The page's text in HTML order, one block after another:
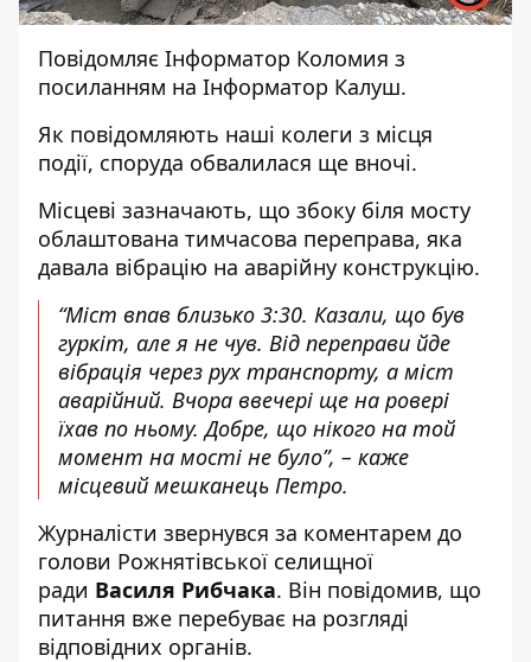
Повідомляє Інформатор Коломия з
посиланням на Інформатор Калуш.
Як повідомляють наші колеги з місця
події, споруда обвалилася ще вночі.
Місцеві зазначають, що збоку біля мосту
облаштована тимчасова переправа, яка
давала вібрацію на аварійну конструкцію.
“Міст впав близько 3:30. Казали, що був
гуркіт, але я не чув. Від переправи йде
вібрація через рух транспорту, а міст
аварійний. Вчора ввечері ще на ровері
їхав по ньому. Добре, що нікого на той
момент на мості не було”, – каже
місцевий мешканець Петро.
Журналісти звернувся за коментарем до
голови Рожнятівської селищної
ради Василя Рибчака. Він повідомив, що
питання вже перебуває на розгляді
відповідних органів.